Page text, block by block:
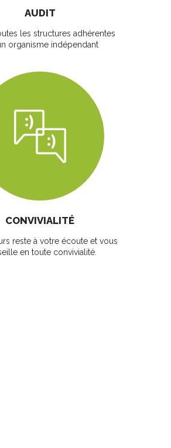
AUDIT
les structures adhérentes
organisme indépendant
CONVIVIALITÉ
reste à votre écoute et vous
en toute convivialité.